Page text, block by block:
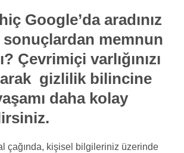
Google’da aradınız
sonuçlardan memnun
Çevrimiçi varlığınızı
gizlilik bilincine
daha kolay
çağında, kişisel bilgileriniz üzerinde